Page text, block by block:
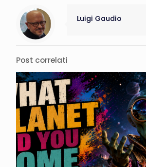
Luigi Gaudio
Post correlati